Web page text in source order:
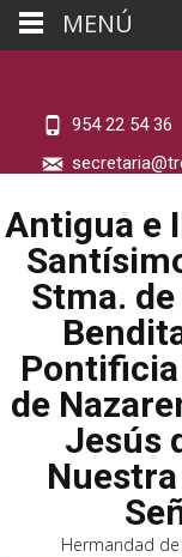
954 22 54 36
Antigua e
Stma.
de
Jesús
Hermandad de
MENÚ